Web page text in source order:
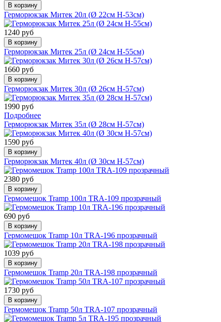
В корзину
Герморюкзак Митек 20л (Ø 22см Н-53см)
1240 руб
В корзину
Герморюкзак Митек 25л (Ø 24см Н-55см)
1660 руб
В корзину
Герморюкзак Митек 30л (Ø 26см Н-57см)
1990 руб
Подробнее
Герморюкзак Митек 35л (Ø 28см Н-57см)
1590 руб
В корзину
Герморюкзак Митек 40л (Ø 30см Н-57см)
2380 руб
В корзину
Гермомешок Tramp 100л TRA-109 прозрачный
690 руб
В корзину
Гермомешок Tramp 10л TRA-196 прозрачный
1039 руб
В корзину
Гермомешок Tramp 20л TRA-198 прозрачный
1730 руб
В корзину
Гермомешок Tramp 50л TRA-107 прозрачный